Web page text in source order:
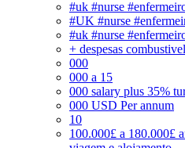
#uk #nurse
#UK #nurse
#uk #nurse
+ despesas combustivel
000
000 a 15
000 salary plus 35%
000 USD Per annum
10
100.000£ a 180.000£